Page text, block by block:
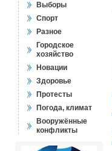
Выборы
Спорт
Разное
Городское
хозяйство
Новации
Здоровье
Протесты
Погода, климат
Вооружённые
конфликты